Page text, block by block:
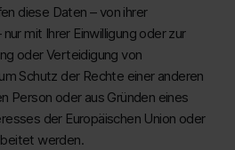
diese Daten – von ihrer
mit Ihrer Einwilligung oder zur
oder Verteidigung von
Schutz der Rechte einer anderen
Person oder aus Gründen eines
der Europäischen Union oder
werden.